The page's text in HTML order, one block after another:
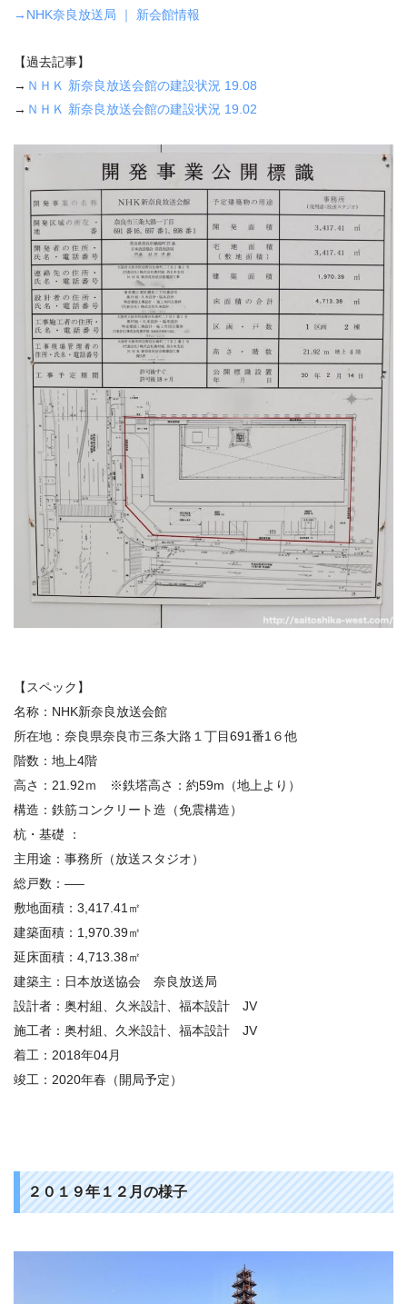
→ NHK奈良放送局 ｜ 新会館情報
【過去記事】
→ ＮＨＫ 新奈良放送会館の建設状況 19.08
→ ＮＨＫ 新奈良放送会館の建設状況 19.02
【スペック】
名称： NHK新奈良放送会館
所在地： 奈良県奈良市三条大路１丁目691番1６他
階数： 地上4階
高さ： 21.92ｍ ※鉄塔高さ：約59m（地上より）
構造： 鉄筋コンクリート造（免震構造）
杭・基礎 ：
主用途： 事務所（放送スタジオ）
総戸数： —–
敷地面積： 3,417.41㎡
建築面積： 1,970.39㎡
延床面積： 4,713.38㎡
建築主：日本放送協会 奈良放送局
設計者：奥村組、久米設計、福本設計 JV
施工者：奥村組、久米設計、福本設計 JV
着工： 2018年04月
竣工： 2020年春（開局予定）
２０１９年１２月の様子